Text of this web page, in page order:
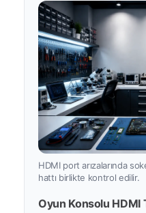
HDMI port arızalarında
hattı birlikte kontrol edilir.
Oyun Konsolu HDMI